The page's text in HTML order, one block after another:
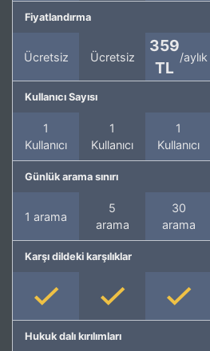
Fiyatlandırma
Ücretsiz Ücretsiz
359
TL
/aylık
Kullanıcı Sayısı
1
Kullanıcı
1
Kullanıcı
1
Kullanıcı
Günlük arama sınırı
1 arama
5
arama
30
arama
Karşı dildeki karşılıklar
Hukuk dalı kırılımları